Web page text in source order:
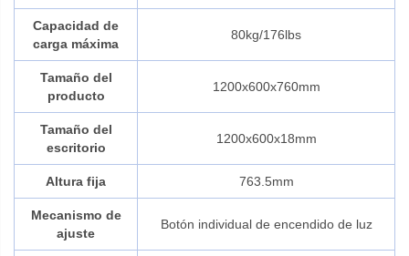
Capacidad de
carga máxima
80kg/176lbs
Tamaño del
producto
1200x600x760mm
Tamaño del
escritorio
1200x600x18mm
Altura fija 763.5mm
Mecanismo de
ajuste
Botón individual de encendido de luz